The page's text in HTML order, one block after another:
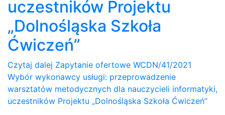
uczestników Projektu
„Dolnośląska Szkoła
Ćwiczeń”
Czytaj dalej Zapytanie ofertowe WCDN/41/2021
Wybór wykonawcy usługi: przeprowadzenie
warsztatów metodycznych dla nauczycieli informatyki,
uczestników Projektu „Dolnośląska Szkoła Ćwiczeń”